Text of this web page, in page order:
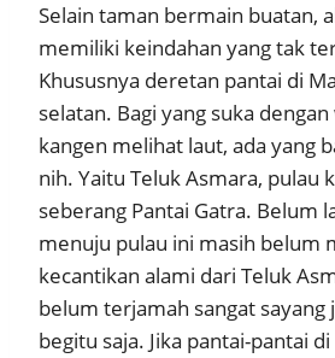
Selain taman bermain buatan,
memiliki keindahan yang tak
Khususnya deretan pantai di
selatan. Bagi yang suka
kangen melihat laut, ada yang
nih. Yaitu Teluk Asmara, pulau
seberang Pantai Gatra. Belum
menuju pulau ini masih belum
kecantikan alami dari Teluk
belum terjamah sangat sayang
begitu saja. Jika pantai-pantai